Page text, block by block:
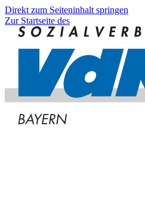
Direkt zum Seiteninhalt springen
Zur Startseite des